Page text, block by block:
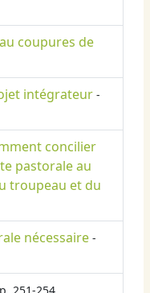
coupures de
intégrateur -
concilier
pastorale au
troupeau et du
nécessaire -